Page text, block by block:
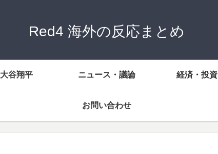
Red4 海外の反応まとめ
大谷翔平 ニュース・議論 経済・投資
お問い合わせ